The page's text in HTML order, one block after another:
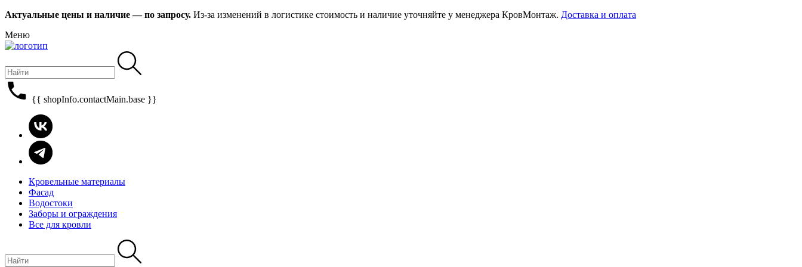
Актуальные цены и наличие — по запросу. Из-за изменений в логистике стоимость и наличие уточняйте у менеджера КровМонтаж. Доставка и оплата
Меню
{{ shopInfo.contactMain.base }}
Кровельные материалы
Фасад
Водостоки
Заборы и ограждения
Все для кровли